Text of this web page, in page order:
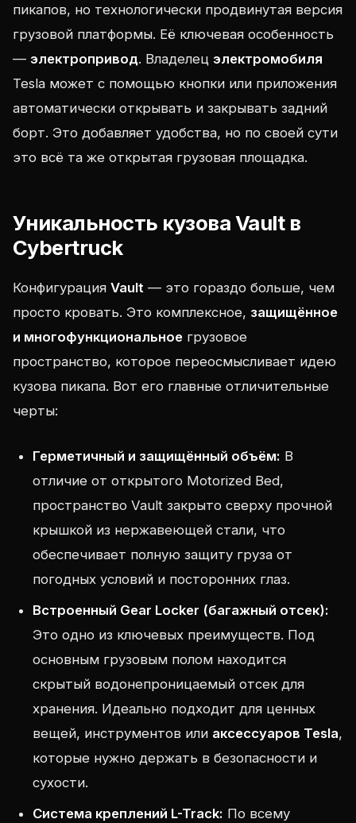
пикапов, но технологически продвинутая версия
грузовой платформы. Её ключевая особенность
— электропривод. Владелец электромобиля
Tesla может с помощью кнопки или приложения
автоматически открывать и закрывать задний
борт. Это добавляет удобства, но по своей сути
это всё та же открытая грузовая площадка.
Уникальность кузова Vault в
Cybertruck
Конфигурация Vault — это гораздо больше, чем
просто кровать. Это комплексное, защищённое
и многофункциональное грузовое
пространство, которое переосмысливает идею
кузова пикапа. Вот его главные отличительные
черты:
Герметичный и защищённый объём: В
отличие от открытого Motorized Bed,
пространство Vault закрыто сверху прочной
крышкой из нержавеющей стали, что
обеспечивает полную защиту груза от
погодных условий и посторонних глаз.
Встроенный Gear Locker (багажный отсек):
Это одно из ключевых преимуществ. Под
основным грузовым полом находится
скрытый водонепроницаемый отсек для
хранения. Идеально подходит для ценных
вещей, инструментов или аксессуаров Tesla,
которые нужно держать в безопасности и
сухости.
Система креплений L-Track: По всему